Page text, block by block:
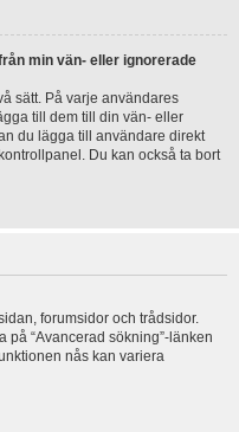
min vän- eller ignorerade
sätt. På varje användares
till dem till din vän- eller
du lägga till användare direkt
Du kan också ta bort
forumsidor och trådsidor.
på “Avancerad sökning”-länken
nås kan variera